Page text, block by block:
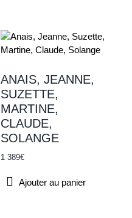
ANAIS, JEANNE,
SUZETTE,
MARTINE,
CLAUDE,
SOLANGE
1 389€
Ajouter au panier